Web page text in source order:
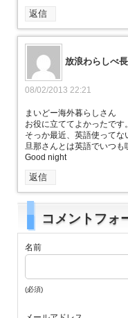
返信
放浪わらしべ
08/02/2013 22:21
まいどー海外暮らしさん
お役に立ててよかったです。
そっか最近、英語使ってな
旦那さんとは英語でいつも
Good night
返信
コメントフォ
名前
(必須)